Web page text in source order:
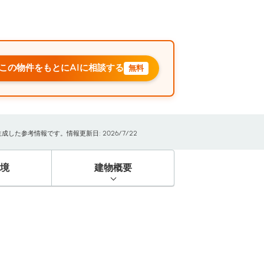
の物件をもとにAIに相談する 無料
成した参考情報です。情報更新日: 2026/7/22
建物概要